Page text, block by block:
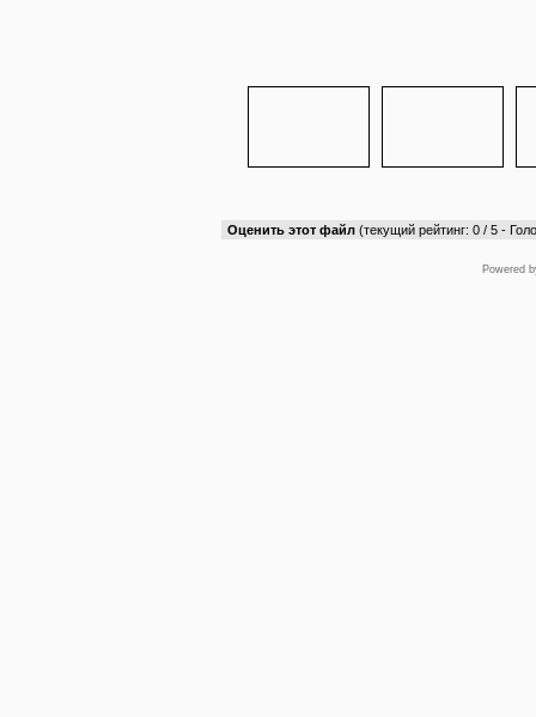
Оценить этот файл (текущий рейтинг: 0 / 5 -
Powered